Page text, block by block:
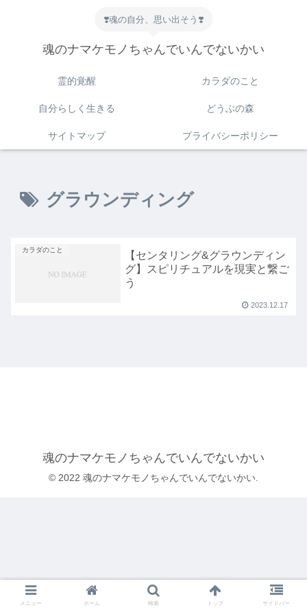
❣️魂の自分、思い出そう❣️
魂のナマケモノちゃんでいんでないかい
霊的覚醒 カラダのこと
自分らしく生きる どうぶの森
サイトマップ プライバシーポリシー
グラウンディング
カラダのこと
【センタリング&グラウンディン
グ】スピリチュアルを現実と繋ご
う
2023.12.17
魂のナマケモノちゃんでいんでないかい
© 2022 魂のナマケモノちゃんでいんでないかい.
メニュー ホーム 検索 トップ サイドバー